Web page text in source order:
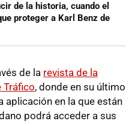
de la historia, cuando el
proteger a Karl Benz de
de la revista de la
Tráfico, donde en su último
aplicación en la que están
podrá acceder a sus